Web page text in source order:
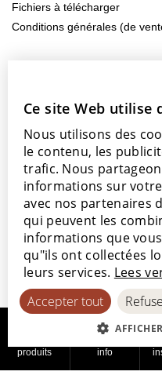
produits info
Fichiers à télécharger
Conditions générales (de
+32 56 77 45 15
Venez nous rendre visite
Nos points de vente
Avec le soutien de
© 2026
Politique de
Ce site Web utilise
Nous utilisons des
le contenu, les
trafic. Nous
informations sur
avec nos partenaires
qui peuvent les
informations que
qu"ils ont collectées
leurs services. Lees
Accepter tout